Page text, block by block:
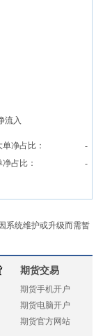
流入
单净占比：
-
占比：
-
系统维护或升级而需暂
期货交易
期货手机开户
期货电脑开户
期货官方网站